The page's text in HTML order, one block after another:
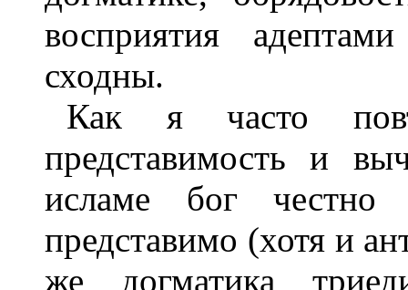
восприятия
сходны.
Как я часто
представимость и
исламе бог
представимо (хотя и
же догматика